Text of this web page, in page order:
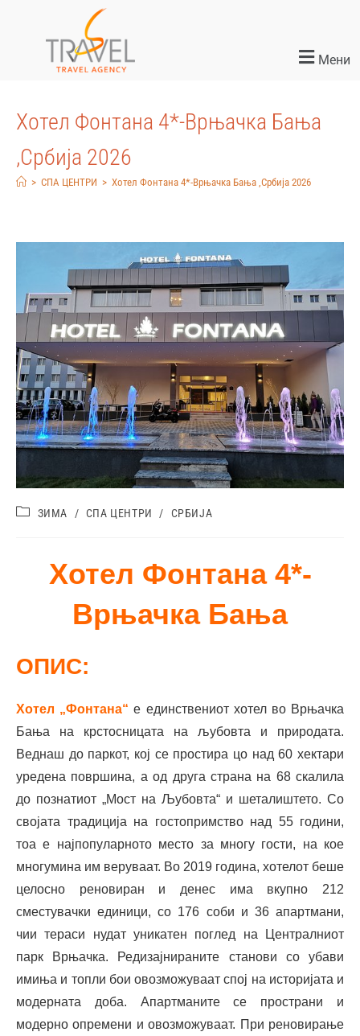
Мени
Хотел Фонтана 4*-Врњачка Бања
,Србија 2026
> СПА ЦЕНТРИ > Хотел Фонтана 4*-Врњачка Бања ,Србија 2026
ЗИМА / СПА ЦЕНТРИ / СРБИЈА
Хотел Фонтана 4*-
Врњачка Бања
ОПИС:
Хотел „Фонтана“ е единствениот хотел во Врњачка
Бања на крстосницата на љубовта и природата.
Веднаш до паркот, кој се простира цо над 60 хектари
уредена површина, а од друга страна на 68 скалила
до познатиот „Мост на Љубовта“ и шеталиштето. Со
својата традиција на гостопримство над 55 години,
тоа е најпопуларното место за многу гости, на кое
многумина им веруваат. Во 2019 година, хотелот беше
целосно реновиран и денес има вкупно 212
сместувачки единици, со 176 соби и 36 апартмани,
чии тераси нудат уникатен поглед на Централниот
парк Врњачка. Редизајнираните станови со убави
имиња и топли бои овозможуваат спој на историјата и
модерната доба. Апартманите се пространи и
модерно опремени и овозможуваат. При реновирање